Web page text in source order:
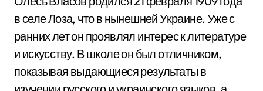
в селе Лоза, что в нынешней Украине. Уже с
ранних лет он проявлял интерес к литературе
и искусству. В школе он был отличником,
показывая выдающиеся результаты в